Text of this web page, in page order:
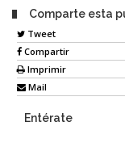
Comparte esta
Tweet
Compartir
Imprimir
Mail
Entérate